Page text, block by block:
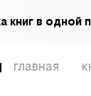
книг в одной
главная